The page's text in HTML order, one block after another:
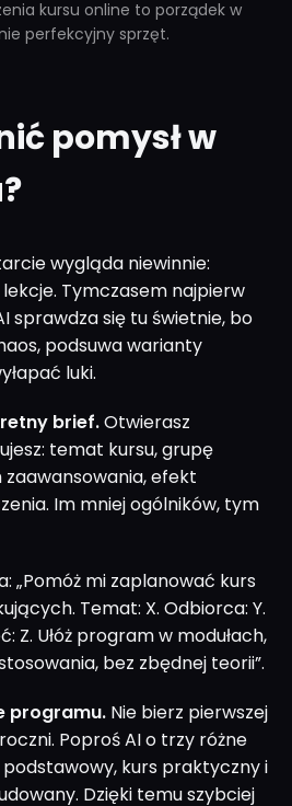
kursu online to porządek w
perfekcyjny sprzęt.
pomysł w
wygląda niewinnie:
Tymczasem najpierw
sprawdza się tu świetnie, bo
podsuwa warianty
luki.
brief.Otwierasz
temat kursu, grupę
efekt
Im mniej ogólników, tym
„Pomóż mi zaplanować kurs
Temat: X. Odbiorca: Y.
Z. Ułóż program w modułach,
bez zbędnej teorii”.
programu. Nie bierz pierwszej
Poproś AI o trzy różne
podstawowy, kurs praktyczny i
Dzięki temu szybciej